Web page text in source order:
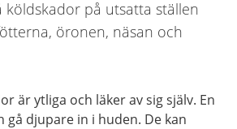
köldskador på utsatta ställen
öronen, näsan och
är ytliga och läker av sig själv. En
gå djupare in i huden. De kan